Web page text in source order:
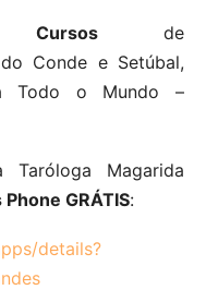
de
Conde e Setúbal,
Todo o Mundo –
Taróloga Magarida
GRÁTIS:
details?